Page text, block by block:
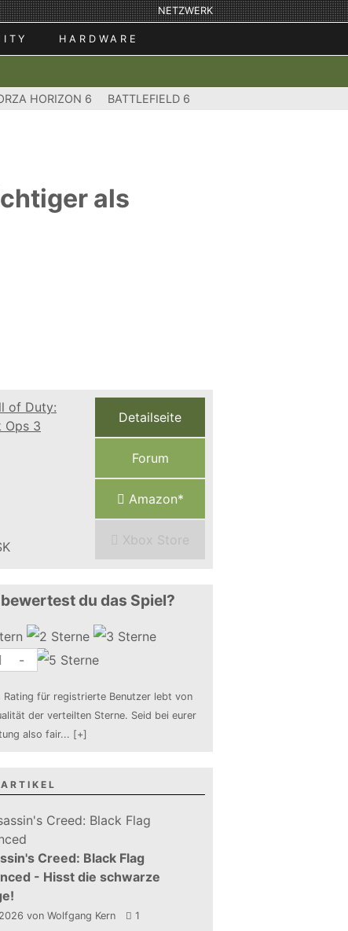
NETZWERK
HARDWARE
HORIZON 6 BATTLEFIELD 6
als
Detailseite
Forum
Amazon*
Xbox Store
du das Spiel?
-
Rating für registrierte Benutzer lebt von
der verteilten Sterne. Seid bei eurer
also fair... [+]
Creed: Black Flag
- Hisst die schwarze
von Wolfgang Kern 1